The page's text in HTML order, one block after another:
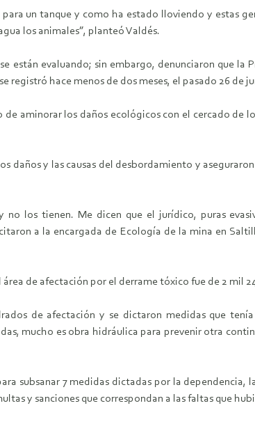
un tanque y como ha estado lloviendo y estas
los animales”, planteó Valdés.
están evaluando; sin embargo, denunciaron que la
registró hace menos de dos meses, el pasado 26 de
aminorar los daños ecológicos con el cercado de
daños y las causas del desbordamiento y
los tienen. Me dicen que el jurídico, puras
a la encargada de Ecología de la mina en
de afectación por el derrame tóxico fue de 2 mil
de afectación y se dictaron medidas que tenía
mucho es obra hidráulica para prevenir otra
subsanar 7 medidas dictadas por la dependencia,
y sanciones que correspondan a las faltas que